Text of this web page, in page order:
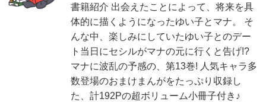
書籍紹介 出会えたことによって、将来を具
体的に描くようになったゆい子とマナ。 そ
んな中、楽しみにしていたゆい子とのデー
ト当日にセシルがマナの元に行くと告げ!?
マナに波乱の予感の、第13巻! 人気キャラ多
数登場のおまけまんがをたっぷり収録し
た、計192Pの超ボリューム小冊子付き♪